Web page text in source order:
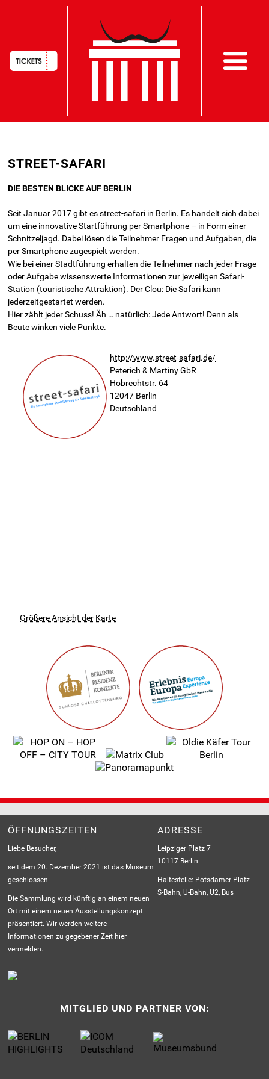
zum
HAUPTNAVIGATION
STREET-SAFARI
DIE BESTEN BLICKE AUF BERLIN
Seit Januar 2017 gibt es street-safari in Berlin. Es handelt sich dabei
um eine innovative Startführung per Smartphone – in Form einer
Schnitzeljagd. Dabei lösen die Teilnehmer Fragen und Aufgaben, die
per Smartphone zugespielt werden.
Wie bei einer Stadtführung erhalten die Teilnehmer nach jeder Frage
oder Aufgabe wissenswerte Informationen zur jeweiligen Safari-
Station (touristische Attraktion). Der Clou: Die Safari kann
jederzeitgestartet werden.
Hier zählt jeder Schuss! Äh … natürlich: Jede Antwort! Denn als
Beute winken viele Punkte.
http://www.street-safari.de/
Peterich & Martiny GbR
Hobrechtstr. 64
12047 Berlin
Deutschland
Größere Ansicht der Karte
ÖFFNUNGSZEITEN
Liebe Besucher,
seit dem 20. Dezember 2021 ist das Museum
geschlossen.
Die Sammlung wird künftig an einem neuen
Ort mit einem neuen Ausstellungskonzept
präsentiert. Wir werden weitere
Informationen zu gegebener Zeit hier
vermelden.
ADRESSE
Leipziger Platz 7
10117 Berlin
Haltestelle: Potsdamer Platz
S-Bahn, U-Bahn, U2, Bus
MITGLIED UND PARTNER VON: